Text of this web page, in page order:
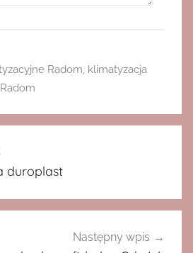
Radom klimatyzacja
duroplast
Następny wpis